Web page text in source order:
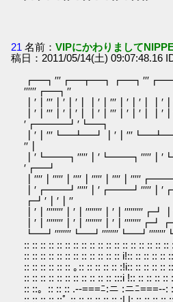
´｀ﾞ｀｀´ﾞ｀ﾞ´｀｀´ﾞ｀ﾞﾞ´´
21 名前：VIPにかわりまして
稿日：2011/05/14(土) 09:07:48.16
′′′′′′┏━┓′′
′┏━━━┛′┗━┓
′′┃
′┏━┛
┏┛′┃′┃′′
:: :: :: :: :: :: :: :: :: :: :: :: :: :: :: :: :: ::
:: :: :: :: :: :: :: :: :: :: :: :: i!:: :: :: :: ::
:: :: :: :: :: :: ｡:: :: :: :: :: :!i:: :: :: :: ::
:: :: :: :: :: :: :: :: :: :: :: :::i !:: :: :: :: ::
:: ::。:: :: :: .--===ﾆ:ニ :ニﾆ===--
:: :: :: :: ::ﾟ :: :: :: :: :: :: :| |: :: :: :: ::